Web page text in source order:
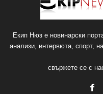
Екип Нюз е новинарски
анализи, интервюта, спорт,
свържете се с